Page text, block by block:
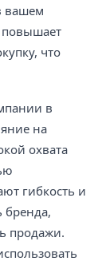
вашем
повышает
что
в
на
охвата
гибкость и
бренда,
продажи.